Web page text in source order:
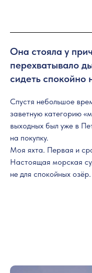
Она стояла у
перехватывало
сидеть спокойно
Спустя небольшое
заветную категорию
выходных был уже в
на покупку.
Моя яхта. Первая и
Настоящая морская
не для спокойных озёр.